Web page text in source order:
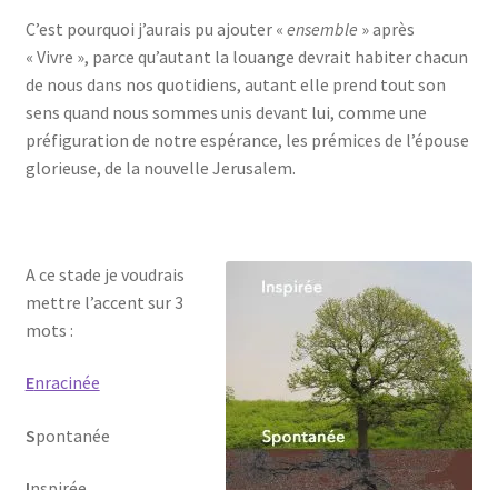
C’est pourquoi j’aurais pu ajouter « ensemble » après
« Vivre », parce qu’autant la louange devrait habiter chacun
de nous dans nos quotidiens, autant elle prend tout son
sens quand nous sommes unis devant lui, comme une
préfiguration de notre espérance, les prémices de l’épouse
glorieuse, de la nouvelle Jerusalem.
A ce stade je voudrais
mettre l’accent sur 3
mots :
Enracinée
Spontanée